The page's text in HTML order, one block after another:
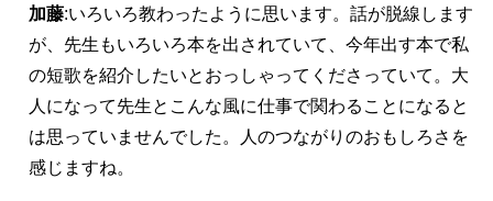
加藤:いろいろ教わったように思います。話が脱線します
が、先生もいろいろ本を出されていて、今年出す本で私
の短歌を紹介したいとおっしゃってくださっていて。大
人になって先生とこんな風に仕事で関わることになると
は思っていませんでした。人のつながりのおもしろさを
感じますね。